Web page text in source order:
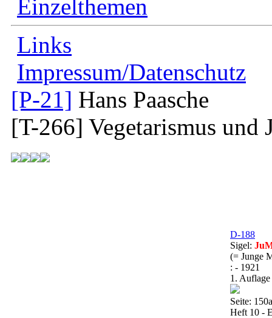
Einzelthemen
Links
Impressum/Datenschutz
[P-21] Hans Paasche
[T-266] Vegetarismus und
D-188
Sigel:
(= Junge
: - 1921
1. Auflage
Seite:
Heft 10 -